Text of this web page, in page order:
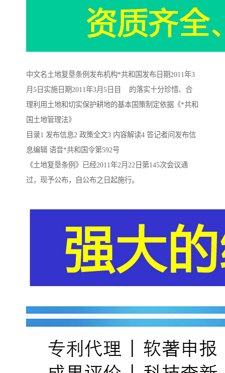
中文名土地复垦条例发布机构*共和国发布日期2011年3
月5日实施日期2011年3月5日目 的落实十分珍惜、合
理利用土地和切实保护耕地的基本国策制定依据《*共和
国土地管理法》
目录1 发布信息2 政策全文3 内容解读4 答记者问发布信
息编辑 语音*共和国令第592号
《土地复垦条例》已经2011年2月22日第145次会议通
过，现予公布，自公布之日起施行。